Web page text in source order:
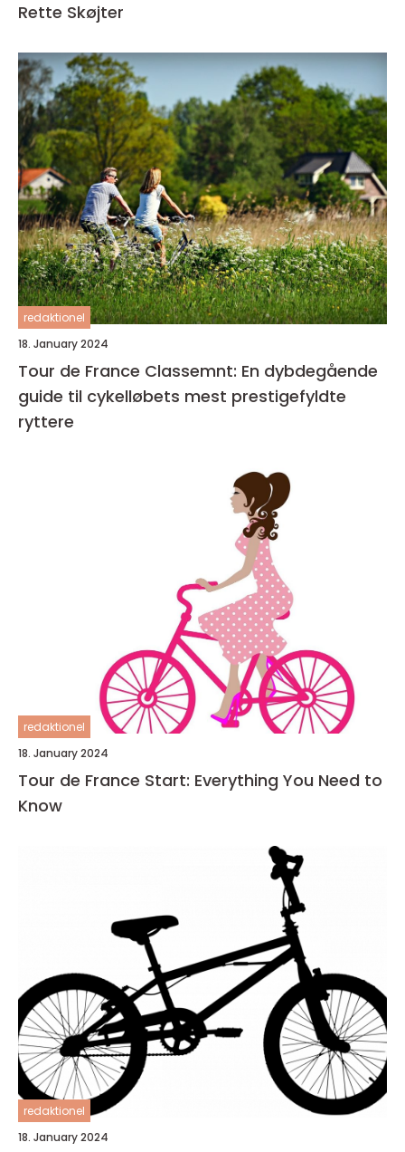
Rette Skøjter
redaktionel
18. January 2024
Tour de France Classemnt: En dybdegående
guide til cykelløbets mest prestigefyldte
ryttere
redaktionel
18. January 2024
Tour de France Start: Everything You Need to
Know
redaktionel
18. January 2024